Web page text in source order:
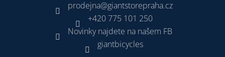
prodejna@giantstorepraha.cz
+420 775 101 250
Novinky najdete na našem FB
giantbicycles